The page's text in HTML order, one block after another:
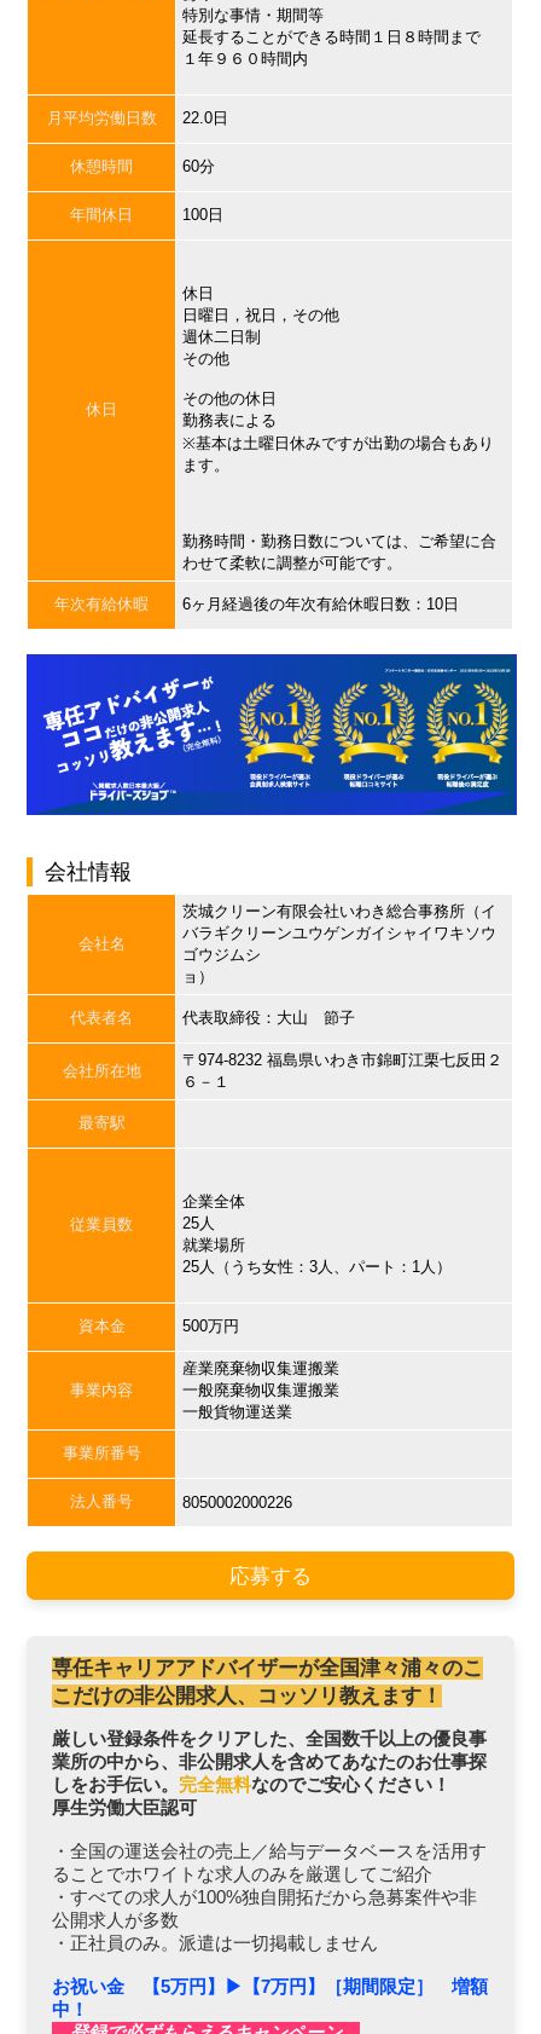
特別な事情・期間等
延長することができる時間１日８時間まで
１年９６０時間内
月平均労働日数 22.0日
休憩時間 60分
年間休日 100日
休日
休日
日曜日，祝日，その他
週休二日制
その他
その他の休日
勤務表による
※基本は土曜日休みですが出勤の場合もあり
ます。
勤務時間・勤務日数については、ご希望に合
わせて柔軟に調整が可能です。
年次有給休暇 6ヶ月経過後の年次有給休暇日数：10日
会社情報
会社名
茨城クリーン有限会社いわき総合事務所（イ
バラギクリーンユウゲンガイシャイワキソウ
ゴウジムシ
ョ）
代表者名 代表取締役：大山 節子
会社所在地
〒974-8232 福島県いわき市錦町江栗七反田２
６－１
最寄駅
従業員数
企業全体
25人
就業場所
25人（うち女性：3人、パート：1人）
資本金 500万円
事業内容
産業廃棄物収集運搬業
一般廃棄物収集運搬業
一般貨物運送業
事業所番号
法人番号 8050002000226
応募する
専任キャリアアドバイザーが全国津々浦々のこ
こだけの非公開求人、コッソリ教えます！
厳しい登録条件をクリアした、全国数千以上の優良事
業所の中から、非公開求人を含めてあなたのお仕事探
しをお手伝い。 完全無料なのでご安心ください！
厚生労働大臣認可
・全国の運送会社の売上／給与データベースを活用す
ることでホワイトな求人のみを厳選してご紹介
・すべての求人が100%独自開拓だから急募案件や非
公開求人が多数
・正社員のみ。派遣は一切掲載しません
お祝い金 【5万円】▶︎【7万円】［期間限定］ 増額
中！